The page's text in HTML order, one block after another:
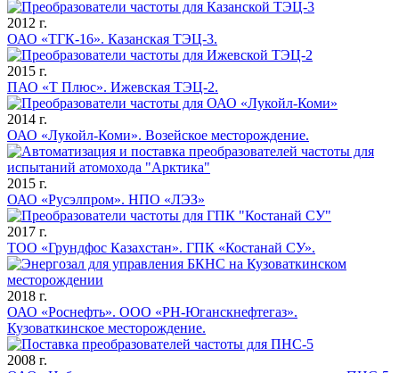
2012 г.
ОАО «ТГК-16». Казанская ТЭЦ-3.
2015 г.
ПАО «Т Плюс». Ижевская ТЭЦ-2.
2014 г.
ОАО «Лукойл-Коми». Возейское месторождение.
2015 г.
ОАО «Русэлпром». НПО «ЛЭЗ»
2017 г.
ТОО «Грундфос Казахстан». ГПК «Костанай СУ».
2018 г.
ОАО «Роснефть». ООО «РН-Юганскнефтегаз».
Кузоваткинское месторождение.
2008 г.